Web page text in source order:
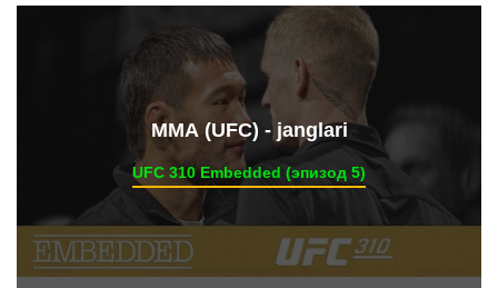
ММА (UFC) - janglari
UFC 310 Embedded (эпизод 5)